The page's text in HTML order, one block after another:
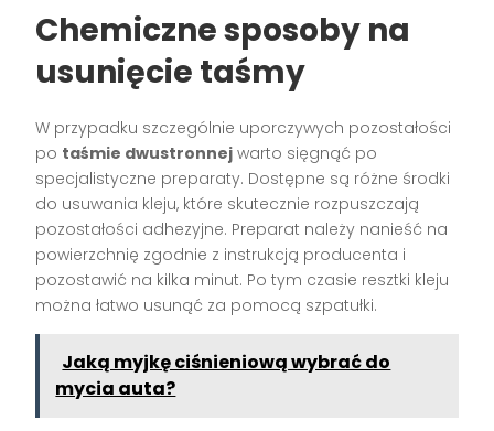
Chemiczne sposoby na
usunięcie taśmy
W przypadku szczególnie uporczywych pozostałości
po taśmie dwustronnej warto sięgnąć po
specjalistyczne preparaty. Dostępne są różne środki
do usuwania kleju, które skutecznie rozpuszczają
pozostałości adhezyjne. Preparat należy nanieść na
powierzchnię zgodnie z instrukcją producenta i
pozostawić na kilka minut. Po tym czasie resztki kleju
można łatwo usunąć za pomocą szpatułki.
Jaką myjkę ciśnieniową wybrać do
mycia auta?